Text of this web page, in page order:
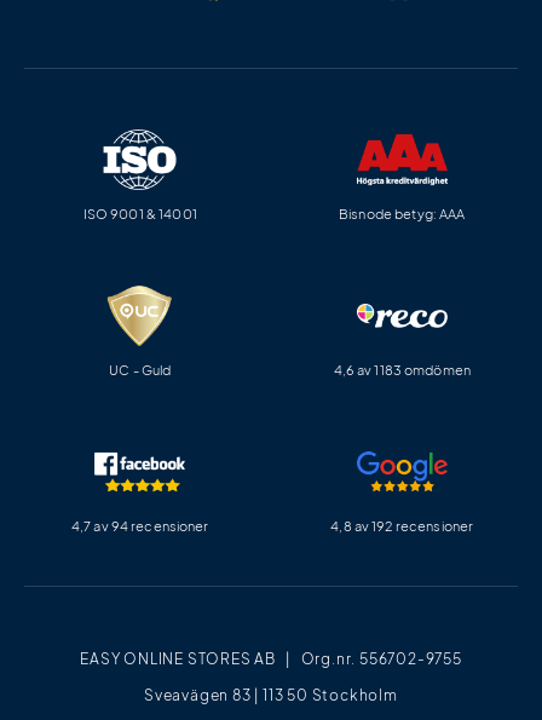
EASY ONLINE STORES AB | Org.nr. 556702-9755
Sveavägen 83 | 113 50 Stockholm
ISO 9001 & 14001 Bisnode betyg: AAA
UC - Guld 4,6 av 1183 omdömen
4,7 av 94 recensioner 4,8 av 192 recensioner